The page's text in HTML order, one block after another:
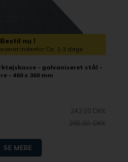
Bestil nu !
indenfor Ca. 1-3 dage
- galvaniseret stål -
- 460 x 360 mm
242,00 DKK
285,00 DKK
SE MERE